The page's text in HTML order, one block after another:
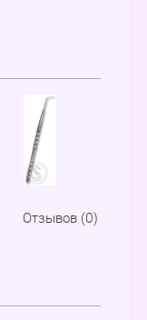
Отзывов (0)